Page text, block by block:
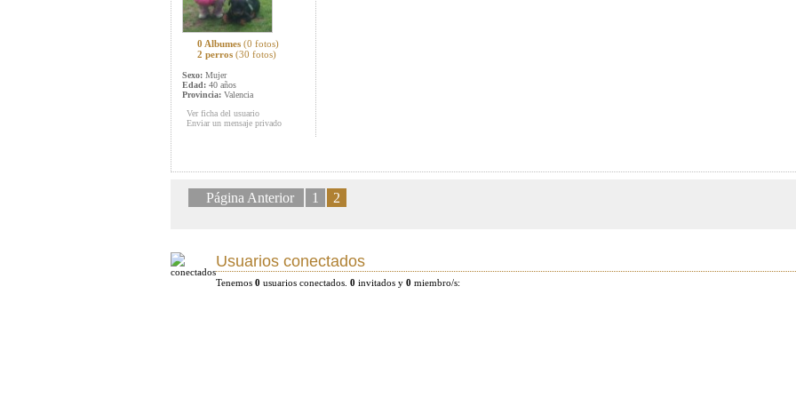
0 Albumes (0 fotos)
2 perros (30 fotos)
Sexo: Mujer
Edad: 40 años
Provincia: Valencia
Ver ficha del usuario
Enviar un mensaje privado
Página Anterior 1 2
Usuarios conectados
Tenemos 0 usuarios conectados. 0 invitados y 0 miembro/s: